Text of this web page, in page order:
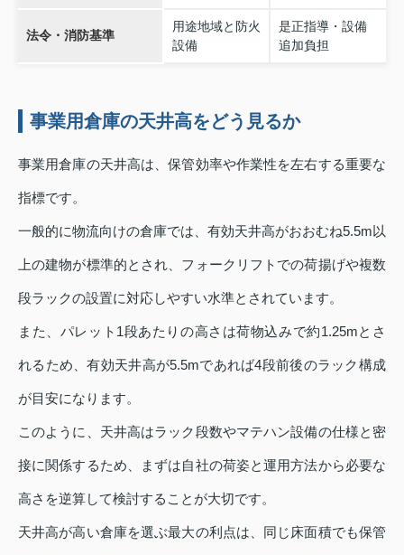
法令・消防基準
用途地域と防火
設備
是正指導・設備
追加負担
事業用倉庫の天井高をどう見るか
事業用倉庫の天井高は、保管効率や作業性を左右する重要な
指標です。
一般的に物流向けの倉庫では、有効天井高がおおむね5.5m以
上の建物が標準的とされ、フォークリフトでの荷揚げや複数
段ラックの設置に対応しやすい水準とされています。
また、パレット1段あたりの高さは荷物込みで約1.25mとさ
れるため、有効天井高が5.5mであれば4段前後のラック構成
が目安になります。
このように、天井高はラック段数やマテハン設備の仕様と密
接に関係するため、まずは自社の荷姿と運用方法から必要な
高さを逆算して検討することが大切です。
天井高が高い倉庫を選ぶ最大の利点は、同じ床面積でも保管